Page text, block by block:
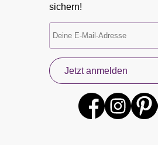
sichern!
Jetzt anmelden